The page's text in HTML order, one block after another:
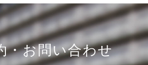
・お問い合わせ